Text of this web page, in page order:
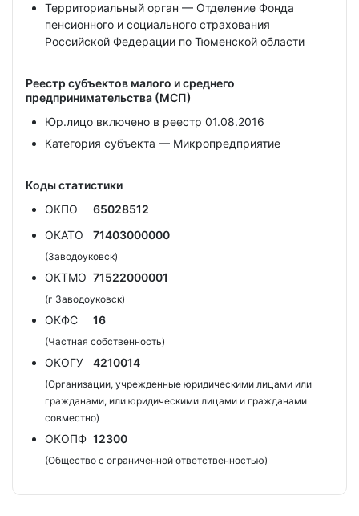
Территориальный орган — Отделение Фонда
пенсионного и социального страхования
Российской Федерации по Тюменской области
Реестр субъектов малого и среднего
предпринимательства (МСП)
Юр.лицо включено в реестр 01.08.2016
Категория субъекта — Микропредприятие
Коды статистики
ОКПО
65028512
ОКАТО
71403000000
(Заводоуковск)
ОКТМО 71522000001
(г Заводоуковск)
ОКФС 16
(Частная собственность)
ОКОГУ 4210014
(Организации, учрежденные юридическими лицами или
гражданами, или юридическими лицами и гражданами
совместно)
ОКОПФ 12300
(Общество с ограниченной ответственностью)